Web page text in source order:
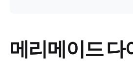
메리메이드 다